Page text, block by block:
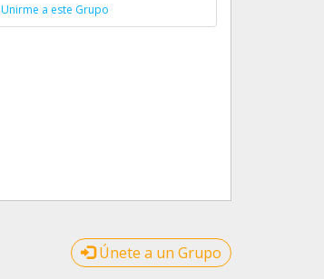
Unirme a este Grupo
Únete a un Grupo